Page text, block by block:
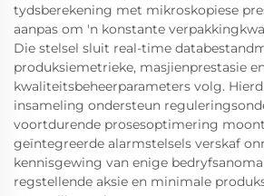
tydsberekening met mikroskopiese
aanpas om 'n konstante
Die stelsel sluit real-time
produksiemetrieke, masjienprestasie
kwaliteitsbeheerparameters volg.
insameling ondersteun
voortdurende prosesoptimering
geïntegreerde alarmstelsels verskaf
kennisgewing van enige
regstellende aksie en minimale